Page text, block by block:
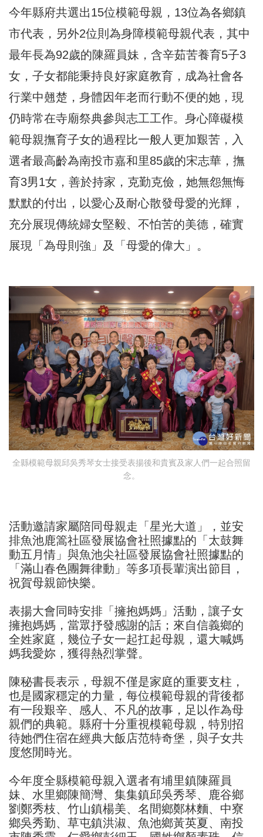
今年縣府共選出15位模範母親，13位為各鄉鎮
市代表，另外2位則為身障模範母親代表，其中
最年長為92歲的陳羅員妹，含辛茹苦養育5子3
女，子女都能秉持良好家庭教育，成為社會各
行業中翹楚，身體因年老而行動不便的她，現
仍時常在寺廟祭典參與志工工作。身心障礙模
範母親撫育子女的過程比一般人更加艱苦，入
選者最高齡為南投市嘉和里85歲的宋志華，撫
育3男1女，善於持家，克勤克儉，她無怨無悔
默默的付出，以愛心及耐心散發母愛的光輝，
充分展現傳統婦女堅毅、不怕苦的美德，確實
展現「為母則強」及「母愛的偉大」。
全縣模範母親邱吳秀琴女士接受表揚後和貴賓及家人們一起合照留
念。
活動邀請家屬陪同母親走「星光大道」，並安
排魚池鹿篙社區發展協會社照據點的「太鼓舞
動五月情」與魚池尖社區發展協會社照據點的
「滿山春色團舞律動」等多項長輩演出節目，
祝賀母親節快樂。
表揚大會同時安排「擁抱媽媽」活動，讓子女
擁抱媽媽，當眾抒發感謝的話；來自信義鄉的
全姓家庭，幾位子女一起扛起母親，還大喊媽
媽我愛妳，獲得熱烈掌聲。
陳秘書長表示，母親不僅是家庭的重要支柱，
也是國家穩定的力量，每位模範母親的背後都
有一段艱辛、感人、不凡的故事，足以作為母
親們的典範。縣府十分重視模範母親，特別招
待她們住宿在經典大飯店范特奇堡，與子女共
度悠閒時光。
今年度全縣模範母親入選者有埔里鎮陳羅員
妹、水里鄉陳簡灣、集集鎮邱吳秀琴、鹿谷鄉
劉鄭秀枝、竹山鎮楊美、名間鄉鄭林麵、中寮
鄉吳秀勤、草屯鎮洪淑、魚池鄉黃英夏、南投